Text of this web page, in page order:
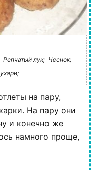
Репчатый лук; Чеснок;
на пару,
На пару они
и конечно же
намного проще,